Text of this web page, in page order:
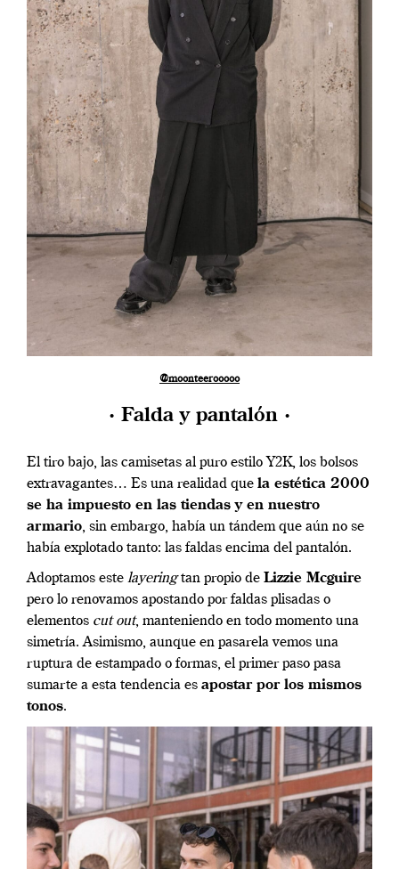
@moonteerooooo
· Falda y pantalón ·
El tiro bajo, las camisetas al puro estilo Y2K, los bolsos
extravagantes… Es una realidad que la estética 2000
se ha impuesto en las tiendas y en nuestro
armario, sin embargo, había un tándem que aún no se
había explotado tanto: las faldas encima del pantalón.
Adoptamos este layeringtan propio de Lizzie Mcguire
pero lo renovamos apostando por faldas plisadas o
elementos cut out, manteniendo en todo momento una
simetría. Asimismo, aunque en pasarela vemos una
ruptura de estampado o formas, el primer paso pasa
sumarte a esta tendencia es apostar por los mismos
tonos.